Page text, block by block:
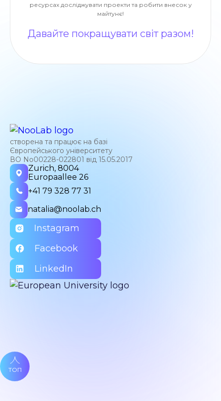
ресурсах досліджувати проекти та робити внесок у
майтунє!
Давайте покращувати світ разом!
створена та працює на базі
Європейського університету
ВО No00228-022801 від 15.05.2017
Zurich, 8004
Europaallee 26
+41 79 328 77 31
natalia@noolab.ch
Instagram
Facebook
LinkedIn
ТОП